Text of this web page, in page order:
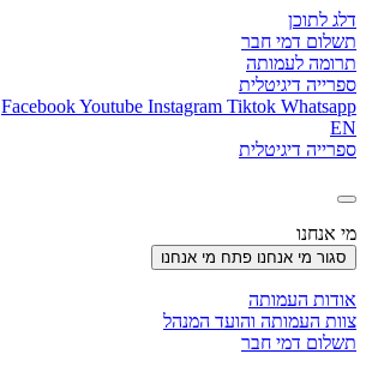
דלג לתוכן
תשלום דמי חבר
תרומה לעמותה
ספרייה דיגיטלית
FacebookYoutube Instagram Tiktok Whatsapp
EN
ספרייה דיגיטלית
מי אנחנו
סגור מי אנחנו פתח מי אנחנו
אודות העמותה
צוות העמותה והועד המנהל
תשלום דמי חבר